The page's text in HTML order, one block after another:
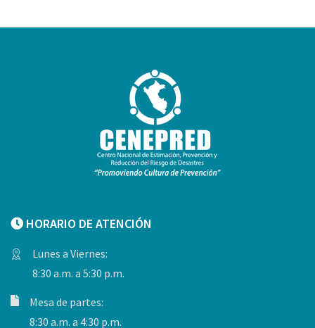
HORARIO DE ATENCIÓN
Lunes a Viernes:
8:30 a.m. a 5:30 p.m.
Mesa de partes:
8:30 a.m. a 4:30 p.m.